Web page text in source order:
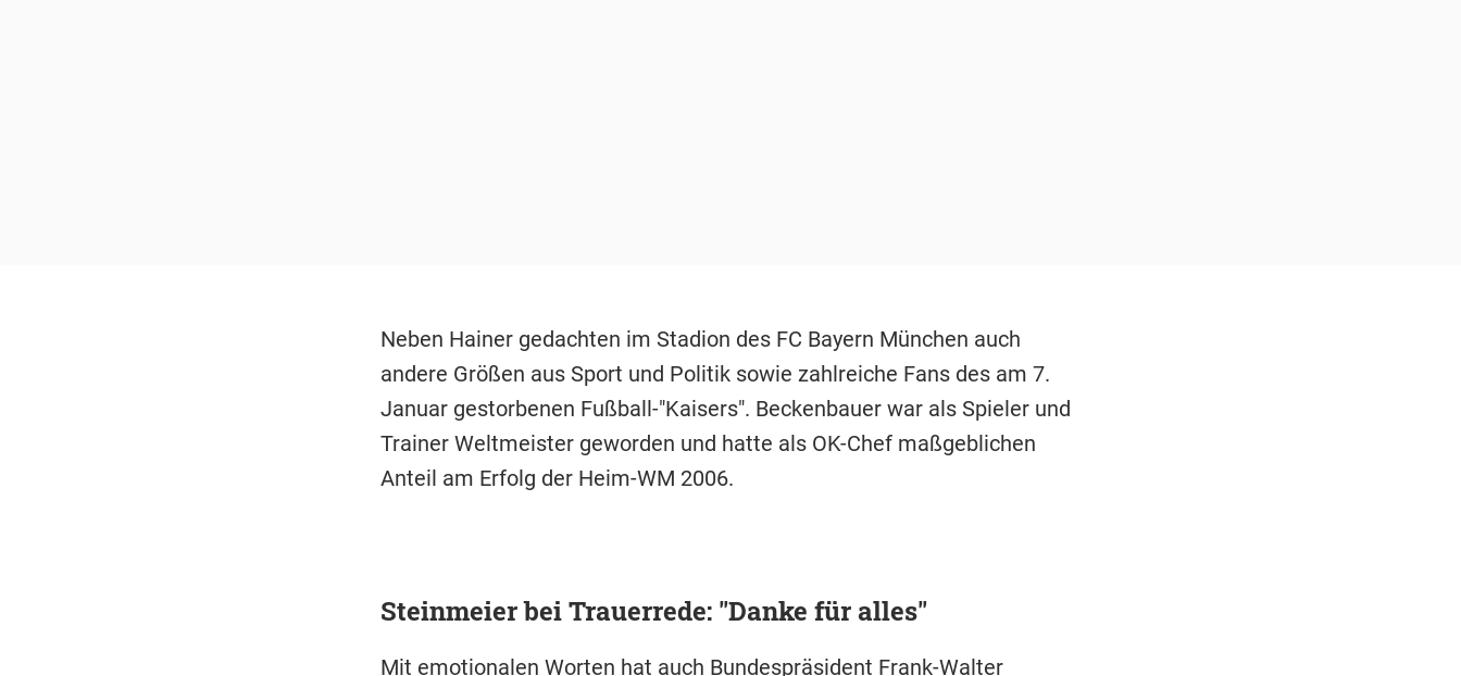
Neben Hainer gedachten im Stadion des FC Bayern München auch
andere Größen aus Sport und Politik sowie zahlreiche Fans des am 7.
Januar gestorbenen Fußball-"Kaisers". Beckenbauer war als Spieler und
Trainer Weltmeister geworden und hatte als OK-Chef maßgeblichen
Anteil am Erfolg der Heim-WM 2006.
Steinmeier bei Trauerrede: "Danke für alles"
Mit emotionalen Worten hat auch Bundespräsident Frank-Walter